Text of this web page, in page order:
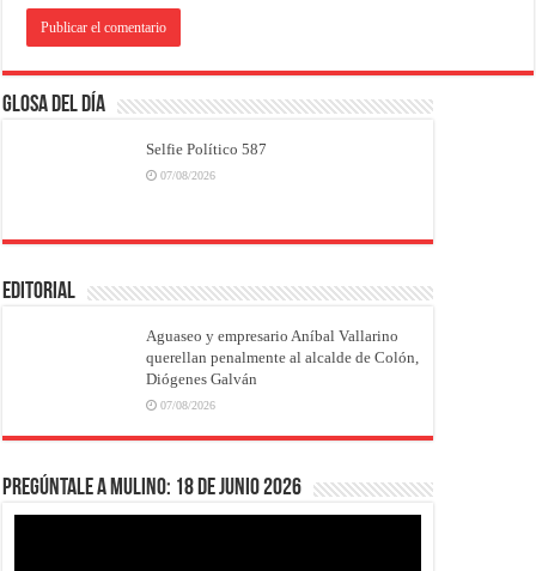
Glosa del Día
Selfie Político 587
07/08/2026
EDITORIAL
Aguaseo y empresario Aníbal Vallarino
querellan penalmente al alcalde de Colón,
Diógenes Galván
07/08/2026
Pregúntale a Mulino: 18 de junio 2026